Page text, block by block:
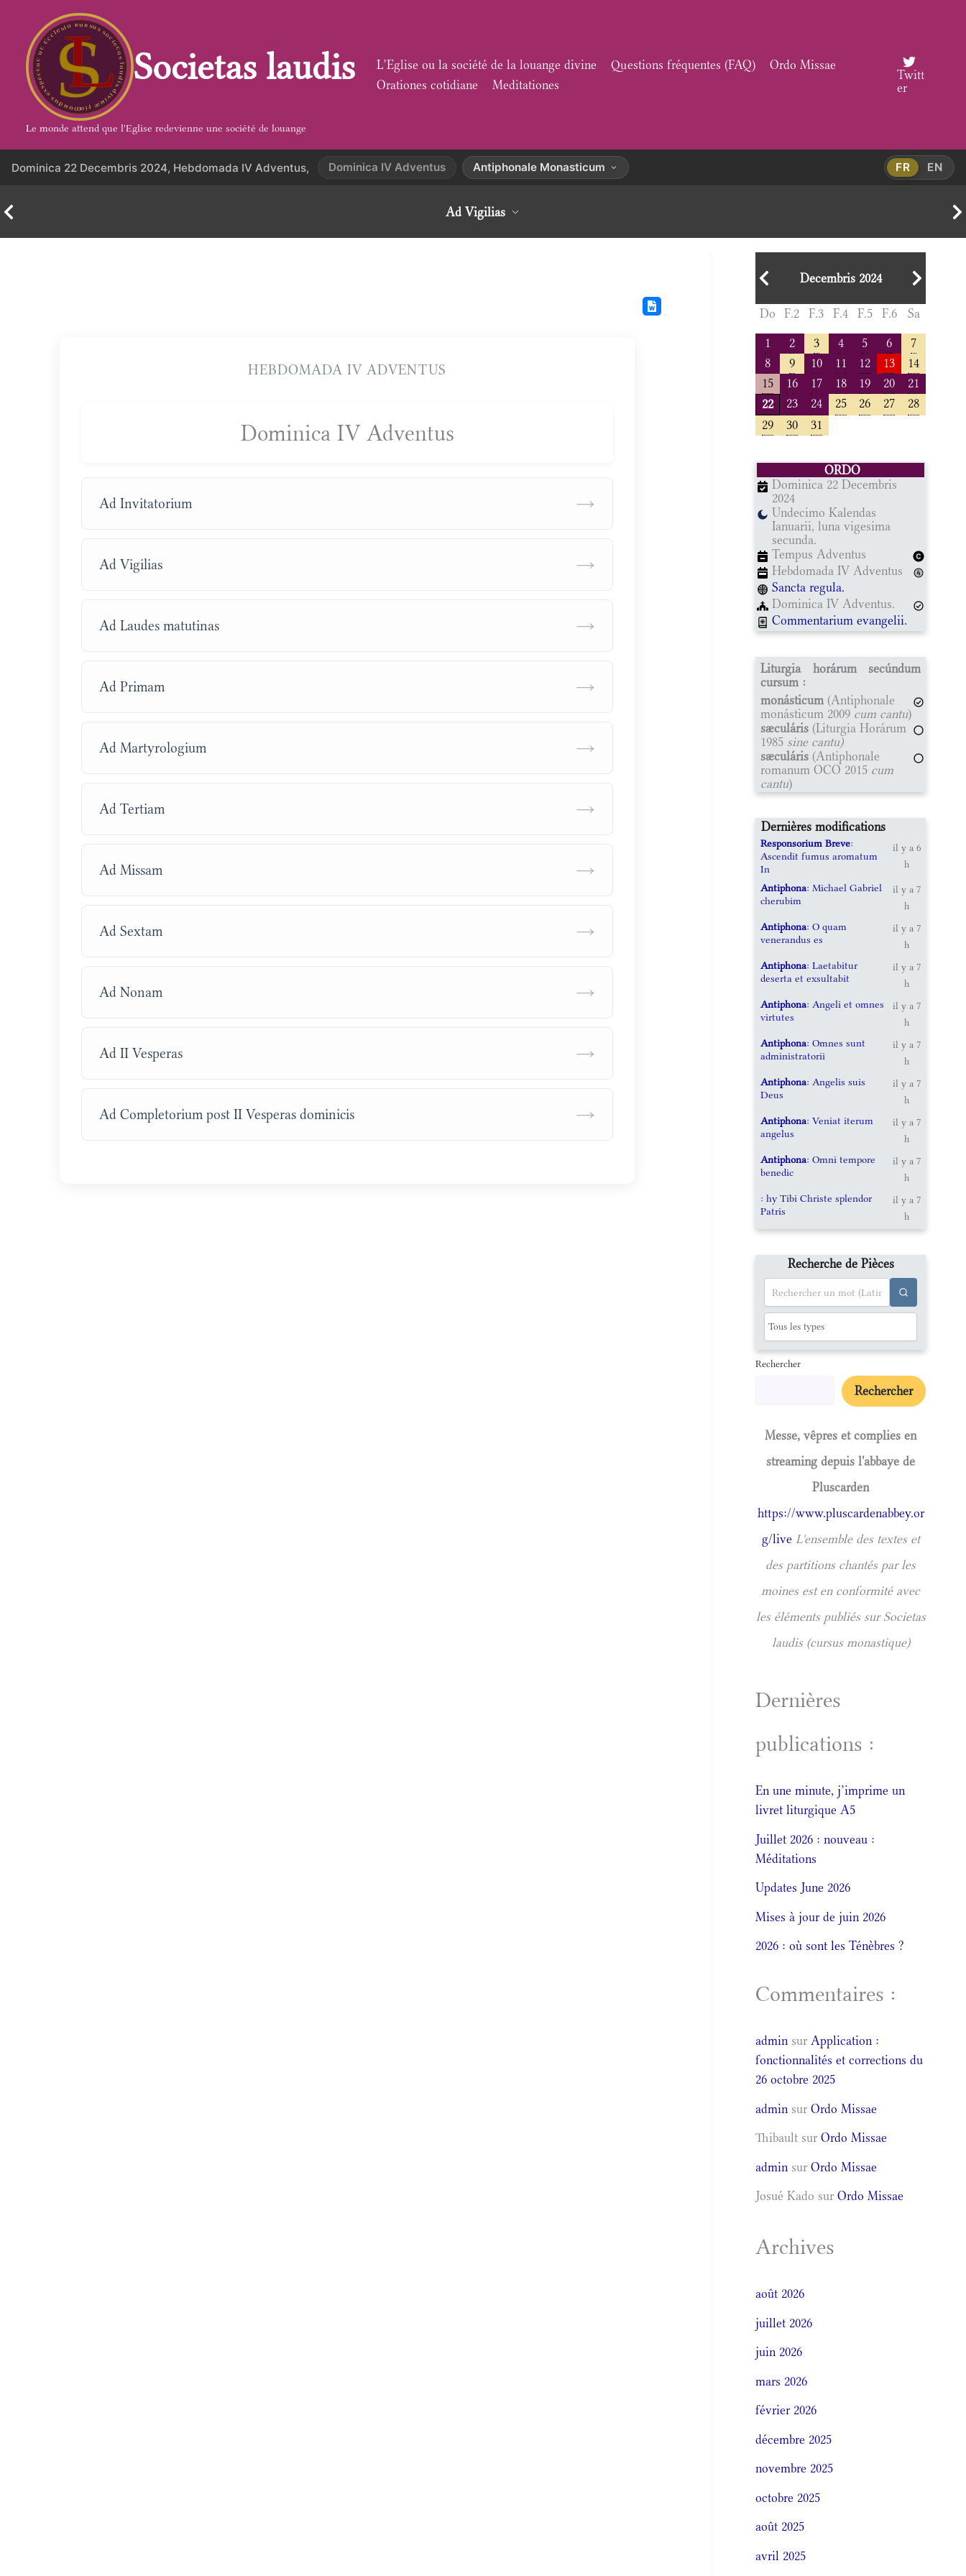
contenu
Societas laudis
Le monde attend que l'Eglise redevienne une société de louange
L’Eglise ou la société de la louange divine Questions fréquentes (FAQ)
Ordo Missae
Orationes cotidiane
Meditationes
Twitt
er
Dominica 22 Decembris 2024, Hebdomada IV Adventus, Dominica IV Adventus Antiphonale Monasticum FR EN
Ad Vigilias
HEBDOMADA IV ADVENTUS
Dominica IV Adventus
Ad Invitatorium →
Ad Vigilias →
Ad Laudes matutinas →
Ad Primam →
Ad Martyrologium →
Ad Tertiam →
Ad Missam →
Ad Sextam →
Ad Nonam →
Ad II Vesperas →
Ad Completorium post II Vesperas dominicis →
Decembris 2024
Do F.2 F.3 F.4 F.5 F.6 Sa
1 2 3 4 5 6
7
8
9 10 11 12 13
14
15
16 17 18 19 20
21
22
23 24 25 26 27
28
29
30 31
ORDO
Dominica 22 Decembris
2024
Undecimo Kalendas
Ianuarii, luna vigesima
secunda.
Tempus Adventus
Hebdomada IV Adventus
Sancta regula.
Dominica IV Adventus.
Commentarium evangelii.
Liturgia horárum secúndum
cursum :
monásticum (Antiphonale
monásticum 2009 cum cantu)
sæculáris (Liturgia Horárum
1985 sine cantu)
sæculáris (Antiphonale
romanum OCO 2015 cum
cantu)
Dernières modifications
Responsorium Breve:
Ascendit fumus aromatum
In
il y a 6
h
Antiphona: Michael Gabriel
cherubim
il y a 7
h
Antiphona: O quam
venerandus es
il y a 7
h
Antiphona: Laetabitur
deserta et exsultabit
il y a 7
h
Antiphona: Angeli et omnes
virtutes
il y a 7
h
Antiphona: Omnes sunt
administratorii
il y a 7
h
Antiphona: Angelis suis
Deus
il y a 7
h
Antiphona: Veniat iterum
angelus
il y a 7
h
Antiphona: Omni tempore
benedic
il y a 7
h
: hy Tibi Christe splendor
Patris
il y a 7
h
Recherche de Pièces
Rechercher
Rechercher
Messe, vêpres et complies en
streaming depuis l'abbaye de
Pluscarden
https://www.pluscardenabbey.or
g/live L'ensemble des textes et
des partitions chantés par les
moines est en conformité avec
les éléments publiés sur Societas
laudis (cursus monastique)
Dernières
publications :
En une minute, j’imprime un
livret liturgique A5
Juillet 2026 : nouveau :
Méditations
Updates June 2026
Mises à jour de juin 2026
2026 : où sont les Ténèbres ?
Commentaires :
admin surApplication :
fonctionnalités et corrections du
26 octobre 2025
admin surOrdo Missae
Thibault surOrdo Missae
admin surOrdo Missae
Josué Kado surOrdo Missae
Archives
août 2026
juillet 2026
juin 2026
mars 2026
février 2026
décembre 2025
novembre 2025
octobre 2025
août 2025
avril 2025